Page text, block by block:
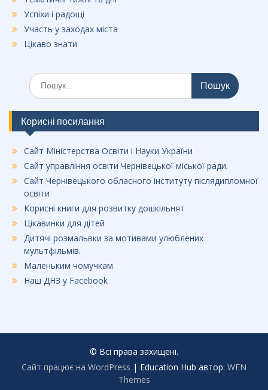
Успіхи і радощі
Участь у заходах міста
Цікаво знати
Шукати:
Корисні посилання
Сайт Міністерства Освіти і Науки України
Сайт управління освіти Чернівецької міської ради.
Сайт Чернівецького обласного інституту післядипломної
освіти
Корисні книги для розвитку дошкільнят
Цікавинки для дітей
Дитячі розмальвки за мотивами улюблених
мультфільмів.
Маленьким чомучкам
Наш ДНЗ у Facebook
© Всі права захищені.
Сайт працює на WordPress | Education Hub автор: WEN
Themes